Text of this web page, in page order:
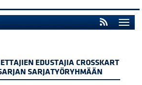
EDUSTAJIA CROSSKART
SARJATYÖRYHMÄÄN